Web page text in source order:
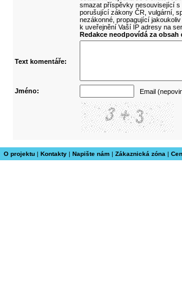
smazat příspěvky nesouvisející
porušující zákony ČR, vulgární,
nezákonné, propagující
k uveřejnění Vaší IP adresy na
Redakce neodpovídá za
Text komentáře:
Jméno: Email
O projektu| Kontakty| Napište nám| Zákaznická zóna |